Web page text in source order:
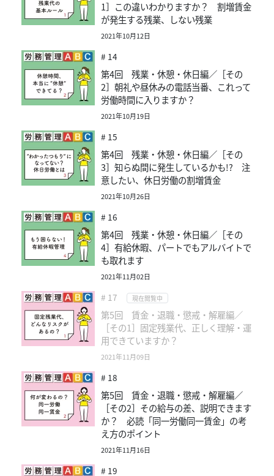
1］この違いわかりますか？ 割増賃金
が発生する残業、しない残業
2021年10月12日
# 14
第4回 残業・休憩・休日編／［その
2］朝礼や昼休みの電話当番、これって
労働時間に入りますか？
2021年10月19日
# 15
第4回 残業・休憩・休日編／［その
3］知らぬ間に発生しているかも!? 注
意したい、休日労働の割増賃金
2021年10月26日
# 16
第4回 残業・休憩・休日編／［その
4］有給休暇、パートでもアルバイトで
も取れます
2021年11月02日
# 17 現在閲覧中
第5回 賃金・退職・懲戒・解雇編／
［その1］固定残業代、正しく理解・運
用できていますか？
2021年11月09日
# 18
第5回 賃金・退職・懲戒・解雇編／
［その2］その給与の差、説明できます
か？ 必読「同一労働同一賃金」の考
え方のポイント
2021年11月16日
# 19